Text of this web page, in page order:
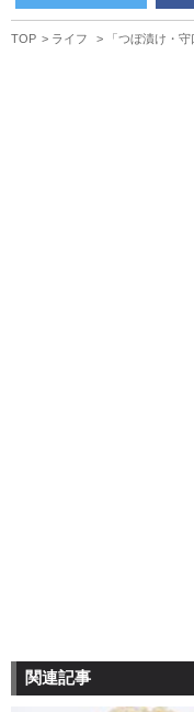
TOP ライフ 「つぼ漬け・
関連記事